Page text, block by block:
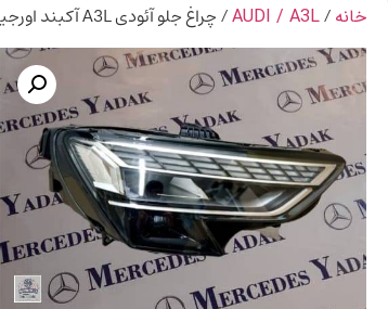
خانه /
AUDI / A3L/ چراغ جلو آئودی A3L آکبند اورجینال مدل 2025 | Front Headlight for Audi A3 L Model 2025